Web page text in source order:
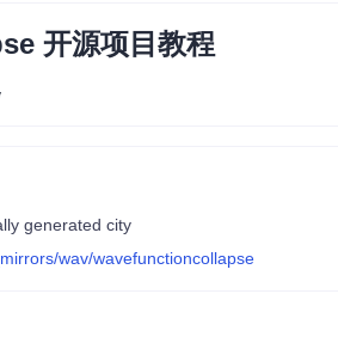
开源项目教程
generated city
wav/wavefunctioncollapse